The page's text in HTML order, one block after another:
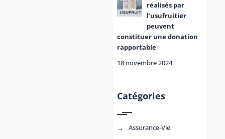
réalisés par
l’usufruitier
peuvent
constituer une donation
rapportable
18 novembre 2024
Catégories
Assurance-Vie